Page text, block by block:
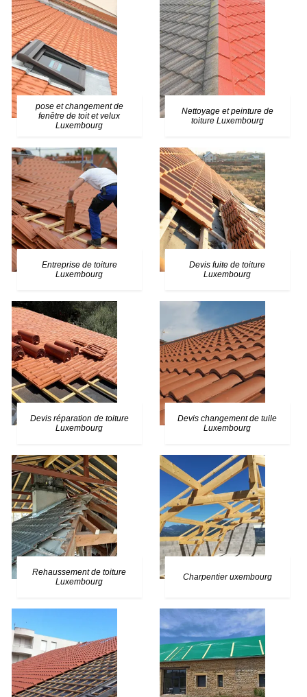
pose et changement de
fenêtre de toit et velux
Luxembourg
Nettoyage et peinture de
toiture Luxembourg
Entreprise de toiture
Luxembourg
Devis fuite de toiture
Luxembourg
Devis réparation de toiture
Luxembourg
Devis changement de tuile
Luxembourg
Rehaussement de toiture
Luxembourg
Charpentier uxembourg